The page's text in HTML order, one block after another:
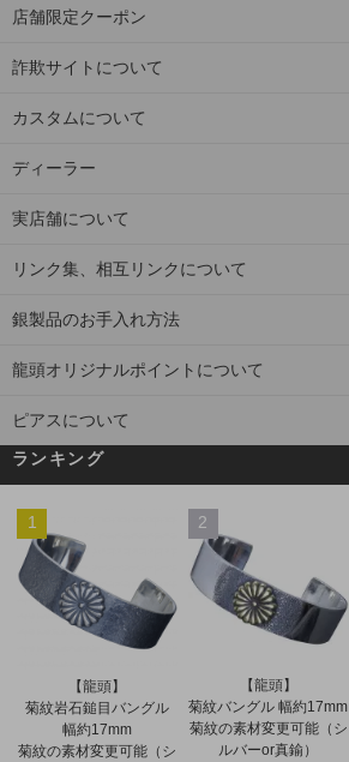
店舗限定クーポン
詐欺サイトについて
カスタムについて
ディーラー
実店舗について
リンク集、相互リンクについて
銀製品のお手入れ方法
龍頭オリジナルポイントについて
ピアスについて
ランキング
1
【龍頭】
菊紋岩石鎚目バングル
幅約17mm
菊紋の素材変更可能（シ
2
【龍頭】
菊紋バングル 幅約17mm
菊紋の素材変更可能（シ
ルバーor真鍮）